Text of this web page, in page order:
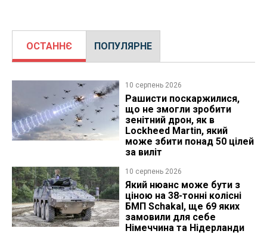
ОСТАННЄ ПОПУЛЯРНЕ
10 серпень 2026
Рашисти поскаржилися,
що не змогли зробити
зенітний дрон, як в
Lockheed Martin, який
може збити понад 50 цілей
за виліт
10 серпень 2026
Який нюанс може бути з
ціною на 38-тонні колісні
БМП Schakal, ще 69 яких
замовили для себе
Німеччина та Нідерланди